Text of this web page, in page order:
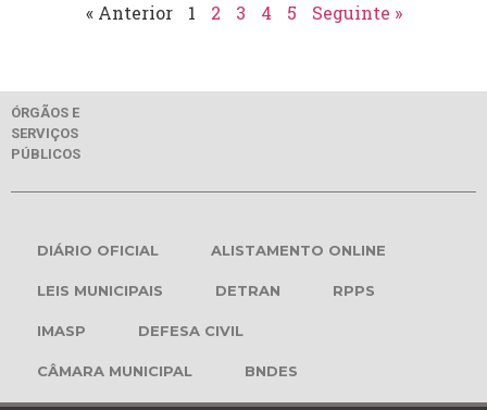
« Anterior 1 2 3 4 5 Seguinte »
ÓRGÃOS E
SERVIÇOS
PÚBLICOS
DIÁRIO OFICIAL ALISTAMENTO ONLINE
LEIS MUNICIPAIS DETRAN RPPS
IMASP DEFESA CIVIL
CÂMARA MUNICIPAL BNDES